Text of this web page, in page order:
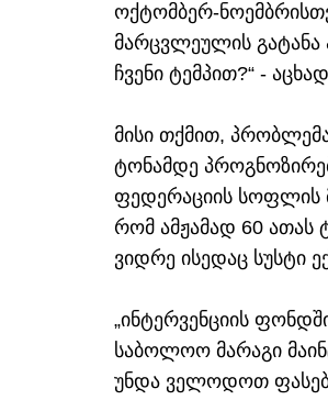
ოქტომბერ-
მარცვლეულის გატანა
ჩვენი ტემპით?“ -
მისი თქმით,
ტონამდე
ფედერაციის სოფლის
რომ ამჟამად 60 ათას
ვიდრე ისედაც სუსტი
„ინტერვენციის
საბოლოო მარაგი
უნდა ველოდოთ